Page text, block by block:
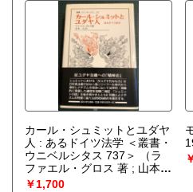
カール・シュミットとユダヤ
人 : あるドイツ法学 ＜叢書・
ウニベルシタス 737＞
（ラ
ファエル・グロス 著 ; 山本尤
訳）
￥1,700